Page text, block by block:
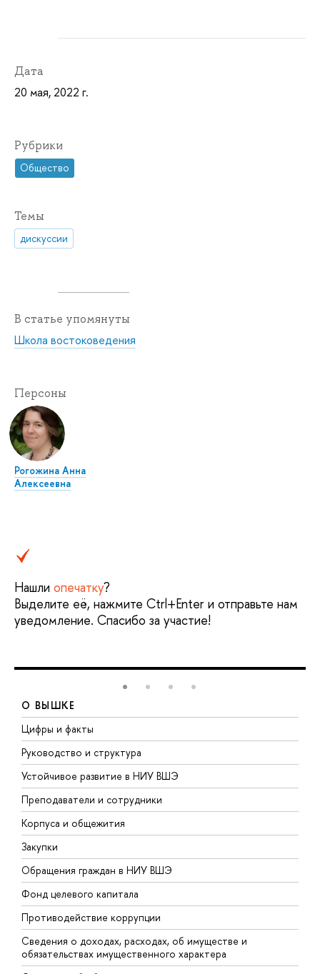
Дата
20 мая, 2022 г.
Рубрики
Общество
Темы
дискуссии
В статье упомянуты
Школа востоковедения
Персоны
Рогожина Анна
Алексеевна
Нашли опечатку?
Выделите её, нажмите Ctrl+Enter и отправьте нам
уведомление. Спасибо за участие!
О ВЫШКЕ
Цифры и факты
Руководство и структура
Устойчивое развитие в НИУ ВШЭ
Преподаватели и сотрудники
Корпуса и общежития
Закупки
Обращения граждан в НИУ ВШЭ
Фонд целевого капитала
Противодействие коррупции
Сведения о доходах, расходах, об имуществе и
обязательствах имущественного характера